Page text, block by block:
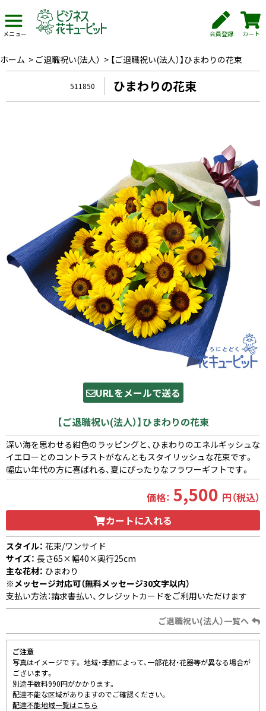
メニュー 会員登録 カート
ホーム > ご退職祝い(法人） > 【ご退職祝い(法人）】ひまわりの花束
511850 ひまわりの花束
URLをメールで送る
【ご退職祝い(法人）】ひまわりの花束
深い海を思わせる紺色のラッピングと、ひまわりのエネルギッシュな
イエローとのコントラストがなんともスタイリッシュな花束です。
幅広い年代の方に喜ばれる、夏にぴったりなフラワーギフトです。
価格： 5,500 円（税込）
カートに入れる
スタイル： 花束/ワンサイド
サイズ： 長さ65×幅40×奥行25cm
主な花材： ひまわり
※メッセージ対応可（無料メッセージ30文字以内）
支払い方法：請求書払い、クレジットカードをご利用いただけます
ご退職祝い(法人）一覧へ
ご注意
写真はイメージです。 地域・季節によって、一部花材・花器等が異なる場合が
ございます。
別途手数料990円がかかります。
配達不能な区域がありますのでご確認ください。
配達不能地域一覧はこちら